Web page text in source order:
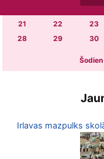
16
21
22 23
28
29 30
Šodien
Irlavas mazpulks